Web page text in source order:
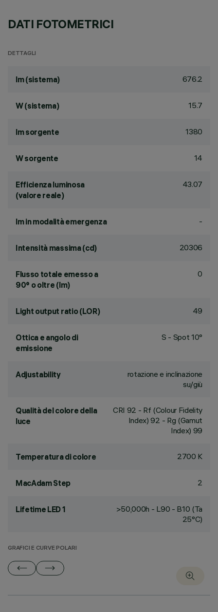
DATI FOTOMETRICI
DETTAGLI
lm (sistema) 676.2
W (sistema) 15.7
lm sorgente 1380
W sorgente 14
Efficienza luminosa
(valore reale)
43.07
lm in modalità emergenza -
Intensità massima (cd) 20306
Flusso totale emesso a
90° o oltre (lm)
0
Light output ratio (LOR) 49
Ottica e angolo di
emissione
S - Spot 10°
Adjustability
rotazione e inclinazione
su/giù
Qualità del colore della
luce
CRI 92 - Rf (Colour Fidelity
Index) 92 - Rg (Gamut
Index) 99
Temperatura di colore 2700 K
MacAdam Step 2
Lifetime LED 1
>50,000h - L90 - B10 (Ta
25°C)
GRAFICI E CURVE POLARI